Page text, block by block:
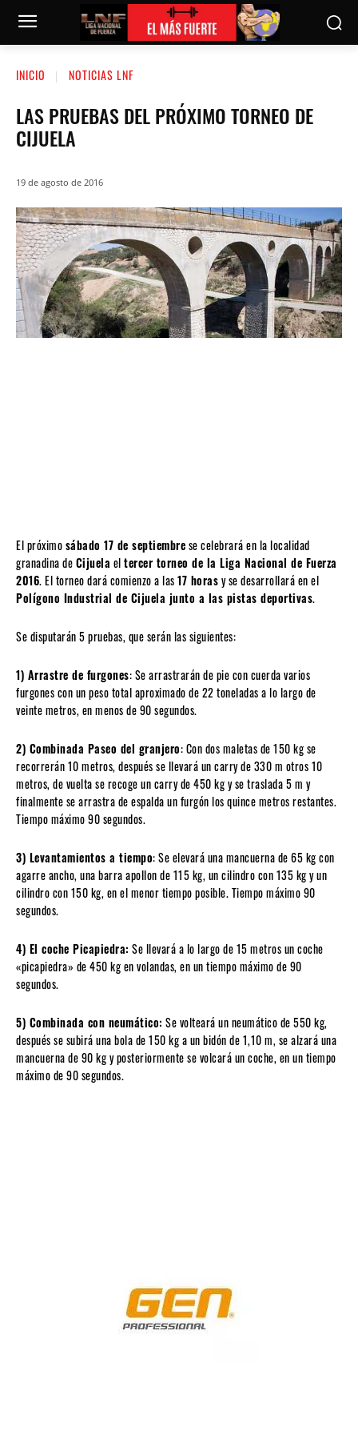
INICIO NOTICIAS LNF
LAS PRUEBAS DEL PRÓXIMO TORNEO DE
CIJUELA
19 de agosto de 2016
El próximosábado 17 de septiembrese celebrará en la localidad
granadina deCijuela eltercer torneo de la Liga Nacional de Fuerza
2016. El torneo dará comienzo a las17 horasy se desarrollará en el
Polígono Industrial de Cijuela junto a las pistas deportivas.
Se disputarán 5 pruebas, que serán las siguientes:
1) Arrastre de furgones: Se arrastrarán de pie con cuerda varios
furgones con un peso total aproximado de 22 toneladas a lo largo de
veinte metros, en menos de 90 segundos.
2) Combinada Paseo del granjero: Con dos maletas de 150 kg se
recorrerán 10 metros, después se llevará un carry de 330 m otros 10
metros, de vuelta se recoge un carry de 450 kg y se traslada 5 m y
finalmente se arrastra de espalda un furgón los quince metros restantes.
Tiempo máximo 90 segundos.
3) Levantamientos a tiempo: Se elevará una mancuerna de 65 kg con
agarre ancho, una barra apollon de 115 kg, un cilindro con 135 kg y un
cilindro con 150 kg, en el menor tiempo posible. Tiempo máximo 90
segundos.
4) El coche Picapiedra: Se llevará a lo largo de 15 metros un coche
«picapiedra» de 450 kg en volandas, en un tiempo máximo de 90
segundos.
5) Combinada con neumático: Se volteará un neumático de 550 kg,
después se subirá una bola de 150 kg a un bidón de 1,10 m, se alzará una
mancuerna de 90 kg y posteriormente se volcará un coche, en un tiempo
máximo de 90 segundos.